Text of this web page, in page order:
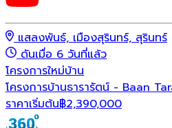
แสลงพันธ์, เมืองสุรินทร์, สุรินทร์
ดันเมื่อ 6 วันที่แล้ว
โครงการใหม่บ้าน
โครงการบ้านธารารัตน์ - Baan
ราคาเริ่มต้น฿2,390,000